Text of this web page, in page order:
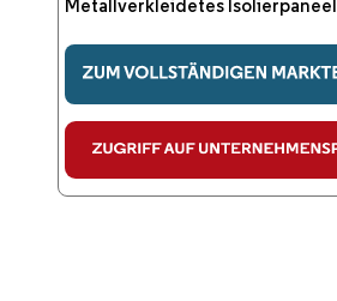
Metallverkleidetes Isolierpaneel